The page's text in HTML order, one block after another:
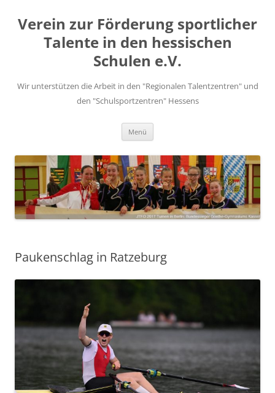
springen
Verein zur Förderung sportlicher
Talente in den hessischen
Schulen e.V.
Wir unterstützen die Arbeit in den "Regionalen Talentzentren" und
den "Schulsportzentren" Hessens
Menü
Paukenschlag in Ratzeburg